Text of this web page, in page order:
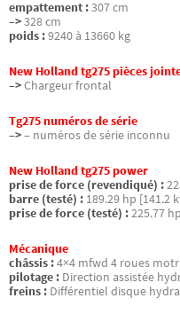
empattement :307 cm
–>328 cm
poids :9240 à 13660 kg
New Holland tg275 pièces
–>Chargeur frontal
Tg275 numéros de série
–>– numéros de série inconnu
New Holland tg275 power
prise de force (revendiqué) :
barre (testé) : 189.29 hp [141.2
prise de force (testé) :225.77
Mécanique
châssis :4×4 mfwd 4 roues
pilotage : Direction assistée
freins : Différentiel disque